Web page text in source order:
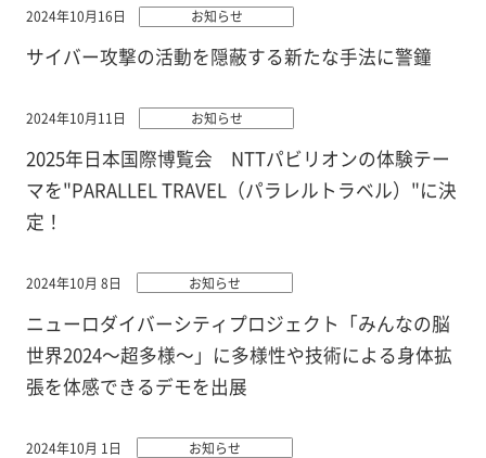
2024年10月16日 お知らせ
サイバー攻撃の活動を隠蔽する新たな手法に警鐘
2024年10月11日 お知らせ
2025年日本国際博覧会 NTTパビリオンの体験テー
マを"PARALLEL TRAVEL（パラレルトラベル）"に決
定！
2024年10月 8日 お知らせ
ニューロダイバーシティプロジェクト「みんなの脳
世界2024～超多様～」に多様性や技術による身体拡
張を体感できるデモを出展
2024年10月 1日 お知らせ